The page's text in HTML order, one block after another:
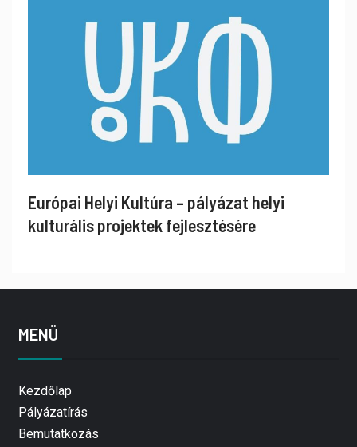
Európai Helyi Kultúra – pályázat helyi
kulturális projektek fejlesztésére
MENÜ
Kezdőlap
Pályázatírás
Bemutatkozás